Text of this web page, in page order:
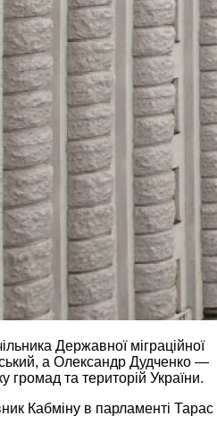
Державної міграційної
а Олександр Дудченко —
громад та територій України.
Кабміну в парламенті Тарас